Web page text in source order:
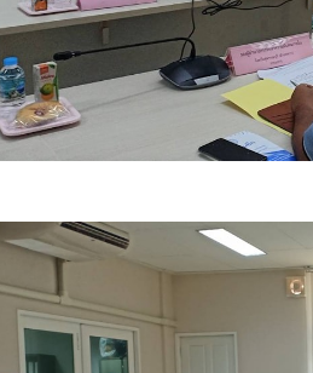
งานจัดซื้อจัดจ้างในรอบเดือน (สข
สนอราคา
ประกวดราคา (e-bidding)
ญชวน